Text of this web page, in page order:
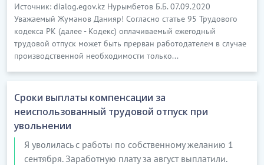
Источник: dialog.egov.kz Нурымбетов Б.Б. 07.09.2020
Уважаемый Жуманов Данияр! Согласно статье 95 Трудового
кодекса РК (далее - Кодекс) оплачиваемый ежегодный
трудовой отпуск может быть прерван работодателем в случае
производственной необходимости только...
Сроки выплаты компенсации за
неиспользованный трудовой отпуск при
увольнении
Я уволилась с работы по собственному желанию 1
сентября. Заработную плату за август выплатили.